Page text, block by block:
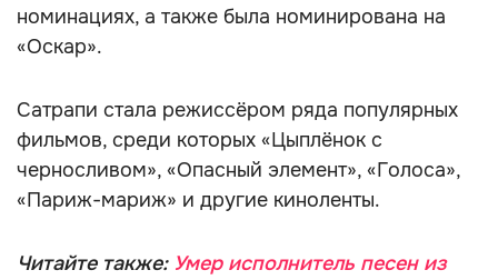
номинациях, а также была номинирована на
«Оскар».
Сатрапи стала режиссёром ряда популярных
фильмов, среди которых «Цыплёнок с
черносливом», «Опасный элемент», «Голоса»,
«Париж-мариж» и другие киноленты.
Читайте также: Умер исполнитель песен из